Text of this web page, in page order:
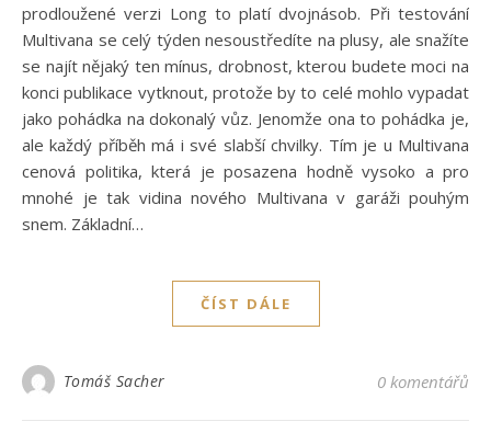
prodloužené verzi Long to platí dvojnásob. Při testování
Multivana se celý týden nesoustředíte na plusy, ale snažíte
se najít nějaký ten mínus, drobnost, kterou budete moci na
konci publikace vytknout, protože by to celé mohlo vypadat
jako pohádka na dokonalý vůz. Jenomže ona to pohádka je,
ale každý příběh má i své slabší chvilky. Tím je u Multivana
cenová politika, která je posazena hodně vysoko a pro
mnohé je tak vidina nového Multivana v garáži pouhým
snem. Základní…
ČÍST DÁLE
Tomáš Sacher 0 komentářů